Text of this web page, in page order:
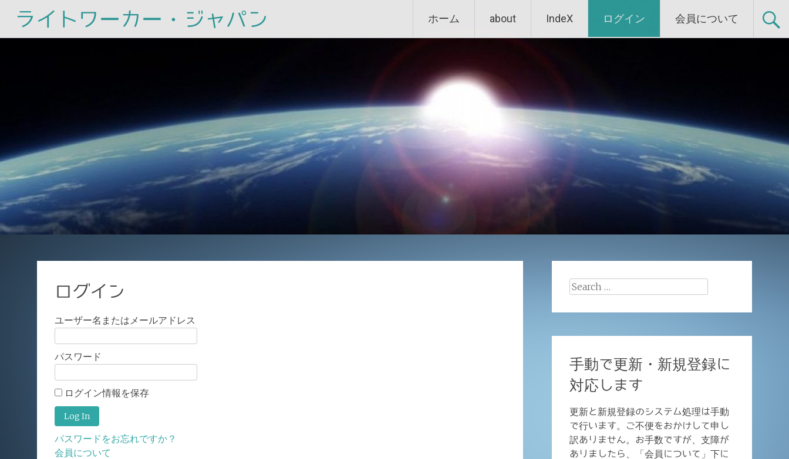
ライトワーカー・ジャパン
to
ホーム about IndeX ログイン 会員について
ログイン
ユーザー名またはメールアドレス
パスワード
ログイン情報を保存
パスワードをお忘れですか？
会員について
Search
手動で更新・新規登録に
対応します
更新と新規登録のシステム処理は手動
で行います。ご不便をおかけして申し
訳ありません。お手数ですが、支障が
ありましたら、「会員について」下に